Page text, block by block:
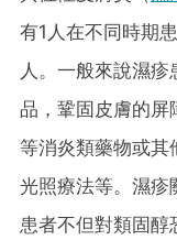
有1人在不同時期
人。一般來說濕
品，鞏固皮膚的屏
等消炎類藥物或其
光照療法等。濕疹
患者不但對類固